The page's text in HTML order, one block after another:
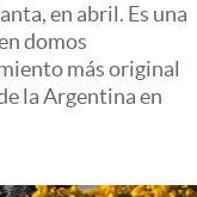
en abril. Es una
domos
más original
la Argentina en